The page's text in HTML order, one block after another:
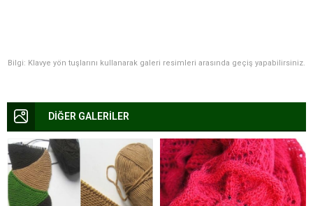
Bilgi: Klavye yön tuşlarını kullanarak galeri resimleri arasında geçiş yapabilirsiniz.
DİĞER GALERİLER